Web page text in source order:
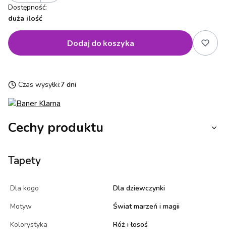
Dostępność:
duża ilość
Dodaj do koszyka
Czas wysyłki:7 dni
Cechy produktu
Tapety
Dla kogo
Dla dziewczynki
Motyw
Świat marzeń i magii
Kolorystyka
Róż i łosoś